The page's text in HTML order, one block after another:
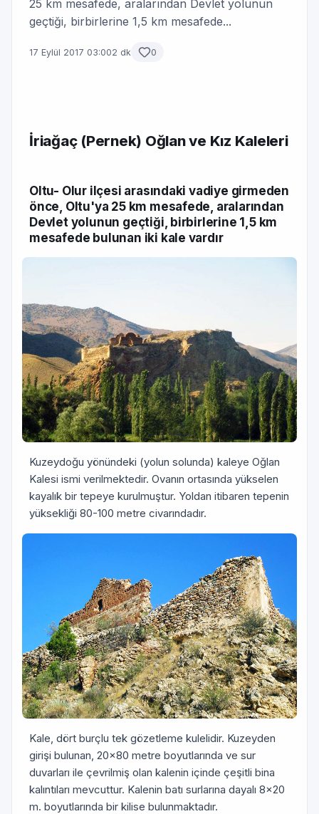
25 km mesafede, aralarından Devlet yolunun
geçtiği, birbirlerine 1,5 km mesafede...
17 Eylül 2017 03:002 dk 0
İriağaç (Pernek) Oğlan ve Kız Kaleleri
Oltu- Olur ilçesi arasındaki vadiye girmeden
önce, Oltu'ya 25 km mesafede, aralarından
Devlet yolunun geçtiği, birbirlerine 1,5 km
mesafede bulunan iki kale vardır
Kuzeydoğu yönündeki (yolun solunda) kaleye Oğlan
Kalesi ismi verilmektedir. Ovanın ortasında yükselen
kayalık bir tepeye kurulmuştur. Yoldan itibaren tepenin
yüksekliği 80-100 metre civarındadır.
Kale, dört burçlu tek gözetleme kulelidir. Kuzeyden
girişi bulunan, 20×80 metre boyutlarında ve sur
duvarları ile çevrilmiş olan kalenin içinde çeşitli bina
kalıntıları mevcuttur. Kalenin batı surlarına dayalı 8×20
m. boyutlarında bir kilise bulunmaktadır.